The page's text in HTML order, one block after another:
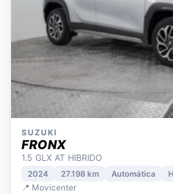
SUZUKI
FRONX
1.5 GLX AT HIBRIDO
2024 27.198 km